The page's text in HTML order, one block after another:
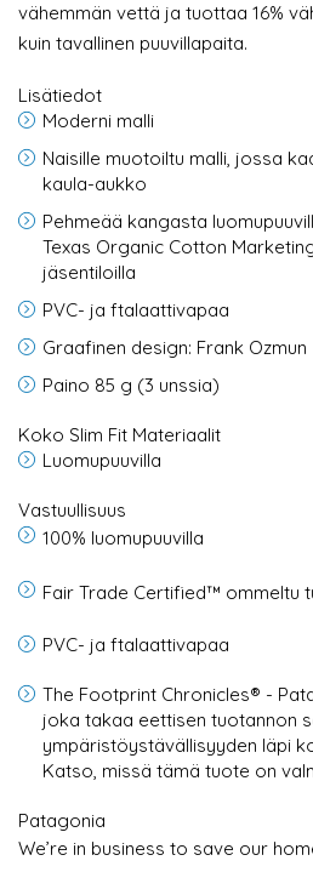
vähemmän vettä ja tuottaa 16%
kuin tavallinen puuvillapaita.
Lisätiedot
Moderni malli
Naisille muotoiltu malli, jossa
kaula-aukko
Pehmeää kangasta
Texas Organic Cotton
jäsentiloilla
PVC- ja ftalaattivapaa
Graafinen design: Frank Ozmun
Paino 85 g (3 unssia)
Koko Slim Fit Materiaalit
Luomupuuvilla
Vastuullisuus
100% luomupuuvilla
Fair Trade Certified™ ommeltu
PVC- ja ftalaattivapaa
The Footprint Chronicles® -
joka takaa eettisen tuotannon
ympäristöystävällisyyden läpi
Katso, missä tämä tuote on
Patagonia
We’re in business to save our